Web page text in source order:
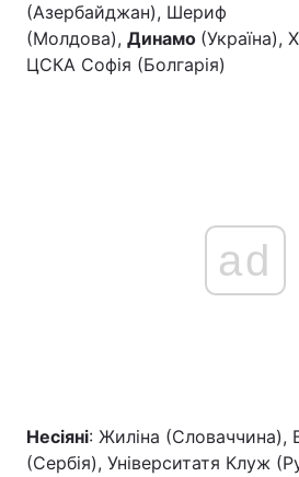
(Азербайджан), Шериф
(Молдова), Динамо (Україна),
ЦСКА Софія (Болгарія)
ad
Несіяні: Жиліна (Словаччина),
(Сербія), Університатя Клуж